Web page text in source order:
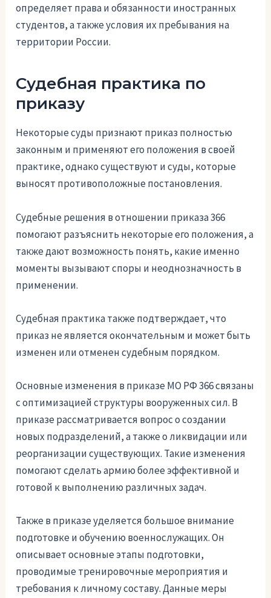
определяет права и обязанности иностранных
студентов, а также условия их пребывания на
территории России.
Судебная практика по
приказу
Некоторые суды признают приказ полностью
законным и применяют его положения в своей
практике, однако существуют и суды, которые
выносят противоположные постановления.
Судебные решения в отношении приказа 366
помогают разъяснить некоторые его положения, а
также дают возможность понять, какие именно
моменты вызывают споры и неоднозначность в
применении.
Судебная практика также подтверждает, что
приказ не является окончательным и может быть
изменен или отменен судебным порядком.
Основные изменения в приказе МО РФ 366 связаны
с оптимизацией структуры вооруженных сил. В
приказе рассматривается вопрос о создании
новых подразделений, а также о ликвидации или
реорганизации существующих. Такие изменения
помогают сделать армию более эффективной и
готовой к выполнению различных задач.
Также в приказе уделяется большое внимание
подготовке и обучению военнослужащих. Он
описывает основные этапы подготовки,
проводимые тренировочные мероприятия и
требования к личному составу. Данные меры